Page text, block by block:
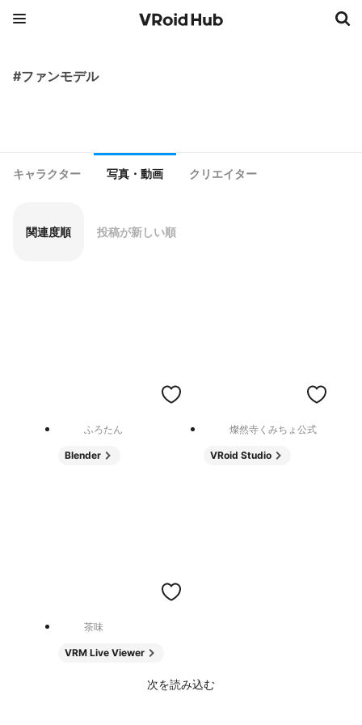
#ファンモデル
キャラクター 写真・動画 クリエイター
関連度順 投稿が新しい順
ふろたん
Blender
燦然寺くみちょ公式
VRoid Studio
茶味
VRM Live Viewer
次を読み込む